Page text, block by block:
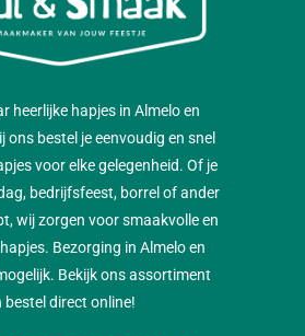
heerlijke hapjes in Almelo en
ons bestel je eenvoudig en snel
voor elke gelegenheid. Of je
bedrijfsfeest, borrel of ander
wij zorgen voor smaakvolle en
Bezorging in Almelo en
Bekijk ons assortiment
bestel direct online!